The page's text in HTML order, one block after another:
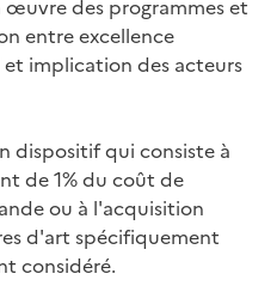
œuvre des programmes et
entre excellence
implication des acteurs
dispositif qui consiste à
de 1% du coût de
ou à l'acquisition
d'art spécifiquement
considéré.